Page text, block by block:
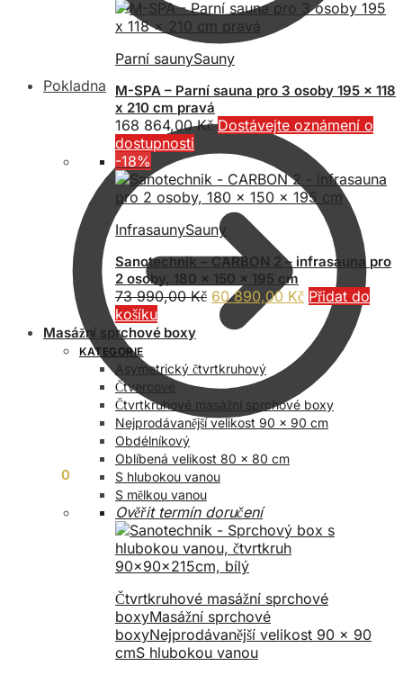
Pokladna
0
Parní saunySauny
M-SPA – Parní sauna pro 3 osoby 195 x 118
x 210 cm pravá
168 864,00Kč Dostávejte oznámení o
dostupnosti
-18%
InfrasaunySauny
Sanotechnik – CARBON 2 – infrasauna pro
2 osoby, 180 x 150 x 195 cm
73 990,00Kč Původní
cena
byla:
990,00 Kč.
60 890,00 KčAktuální
cena
je:
60
890,00 Kč.
Přidat do
košíku
Masážní sprchové boxy
KATEGORIE
Asymetrický čtvrtkruhový
Čtvercové
Čtvrtkruhové masážní sprchové boxy
Nejprodávanější velikost 90 x 90 cm
Obdélníkový
Oblíbená velikost 80 x 80 cm
S hlubokou vanou
S mělkou vanou
Ověřit termín doručení
Čtvrtkruhové masážní sprchové
boxyMasážní sprchové
boxyNejprodávanější velikost 90 x 90
cmS hlubokou vanou